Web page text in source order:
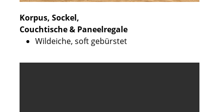
Korpus, Sockel,
Couchtische & Paneelregale
Wildeiche, soft gebürstet